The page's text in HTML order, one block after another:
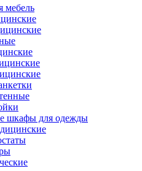
мебель
шкафы для одежды